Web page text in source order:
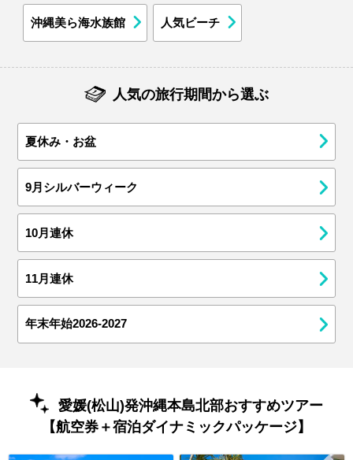
沖縄美ら海水族館 人気ビーチ
人気の旅行期間から選ぶ
夏休み・お盆
9月シルバーウィーク
10月連休
11月連休
年末年始2026-2027
愛媛(松山)発沖縄本島北部おすすめツアー
【航空券＋宿泊ダイナミックパッケージ】